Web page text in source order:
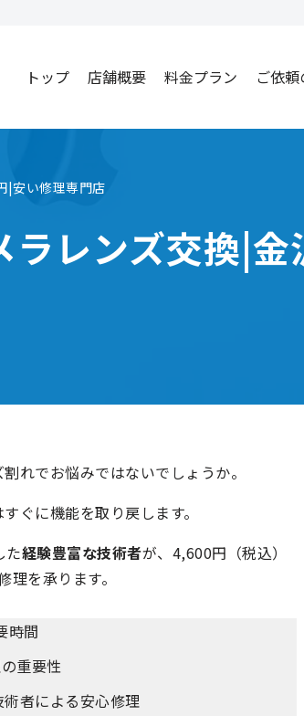
トップ 店舗概要 料金プラン ご依
|安い修理専門店
ラレンズ交換|
れでお悩みではないでしょうか。
ぐに機能を取り戻します。
た経験豊富な技術者が、4,600円（税込）
を承ります。
時間
重要性
者による安心修理